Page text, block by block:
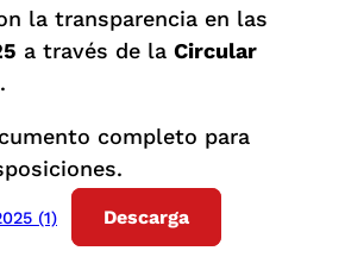
la transparencia en las
a través de la Circular
.
completo para
(1) Descarga